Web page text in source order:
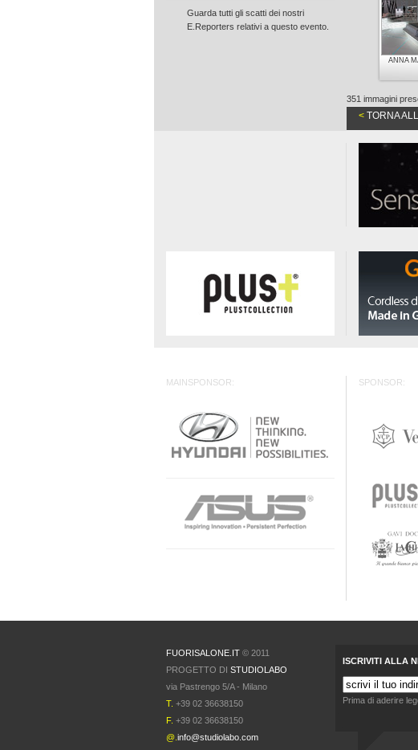
Guarda tutti gli scatti dei nostri
E.Reporters relativi a questo evento.
ANNA
351 immagini
< TORNA
MAINSPONSOR: SPONSOR:
FUORISALONE.IT © 2011
PROGETTO DI STUDIOLABO
via Pastrengo 5/A - Milano
T. +39 02 36638150
F. +39 02 36638150
@. info@studiolabo.com
ISCRIVITI ALLA
Prima di aderire